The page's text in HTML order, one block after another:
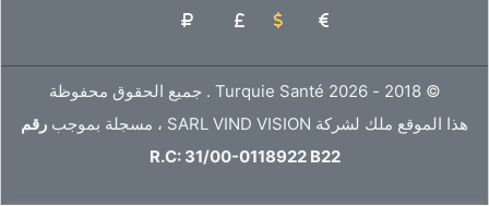
© 2018 - 2026 Turquie Santé . جميع الحقوق محفوظة
هذا الموقع ملك لشركة SARL VIND VISION ، مسجلة بموجب
رقم
R.C: 31/00-0118922 B22